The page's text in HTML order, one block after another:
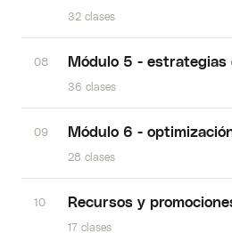
32 clases
08 Módulo 5 - estrategias
36 clases
09 Módulo 6 -
28 clases
10 Recursos y
17 clases